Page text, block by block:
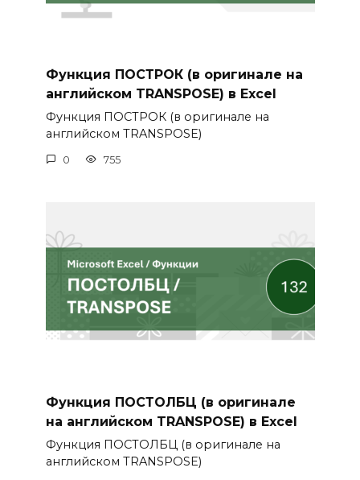
Функция ПОСТРОК (в оригинале на
английском TRANSPOSE) в Excel
Функция ПОСТРОК (в оригинале на
английском TRANSPOSE)
0 755
Функция ПОСТОЛБЦ (в оригинале
на английском TRANSPOSE) в Excel
Функция ПОСТОЛБЦ (в оригинале на
английском TRANSPOSE)